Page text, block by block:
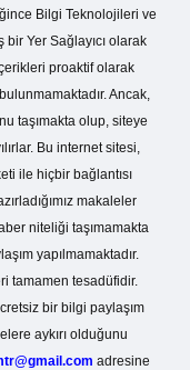
Bilgi Teknolojileri ve
bir Yer Sağlayıcı olarak
proaktif olarak
Ancak,
taşımakta olup, siteye
Bu internet sitesi,
ile hiçbir bağlantısı
makaleler
niteliği taşımamakta
yapılmamaktadır.
tamamen tesadüfidir.
bir bilgi paylaşım
aykırı olduğunu
adresine